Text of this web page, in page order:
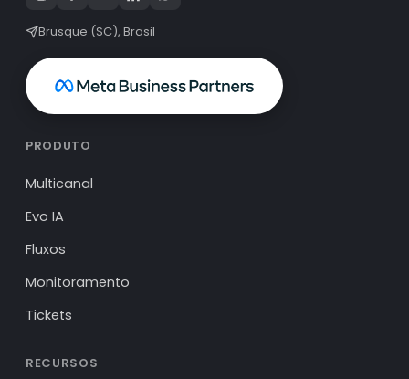
Brusque (SC), Brasil
PRODUTO
Multicanal
Evo IA
Fluxos
Monitoramento
Tickets
RECURSOS